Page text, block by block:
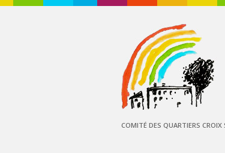
COMITÉ DES QUARTIERS